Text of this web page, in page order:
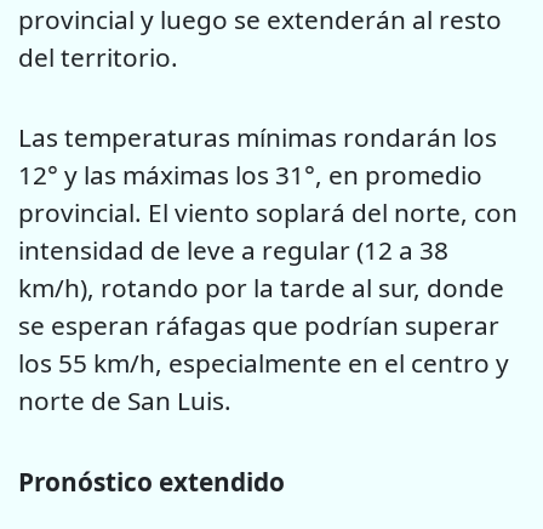
provincial y luego se extenderán al resto
del territorio.
Las temperaturas mínimas rondarán los
12° y las máximas los 31°, en promedio
provincial. El viento soplará del norte, con
intensidad de leve a regular (12 a 38
km/h), rotando por la tarde al sur, donde
se esperan ráfagas que podrían superar
los 55 km/h, especialmente en el centro y
norte de San Luis.
Pronóstico extendido